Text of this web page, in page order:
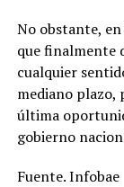
No obstante,
que finalmente
cualquier
mediano plazo,
última
gobierno
Fuente. Infobae